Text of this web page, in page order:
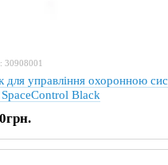
30908001
для управління охоронною
Black